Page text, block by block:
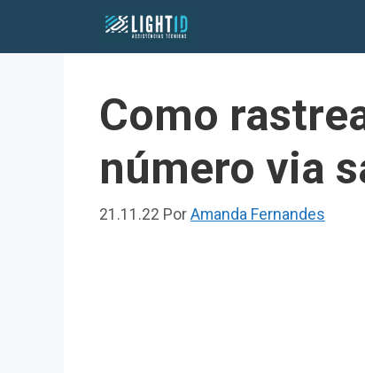
Como
número via
21.11.22 PorAmanda Fernandes